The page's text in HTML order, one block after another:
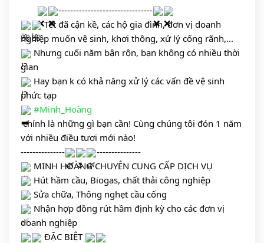
--------------------------------
Tết đã cận kề, các hộ gia đình, đơn vị doanh
nghiệp muốn vệ sinh, khơi thông, xử lý cống rãnh,...
Nhưng cuối năm bận rộn, bạn không có nhiều thời
gian
Hay bạn k có khả năng xử lý các vấn đề vệ sinh
phức tạp
#Minh_Hoàng
chính là những gì bạn cần! Cùng chúng tôi đón 1 năm
với nhiều điều tươi mới nào!
---------------
---------------
MINH HOÀNG CHUYÊN CUNG CẤP DỊCH VỤ
Hút hầm cầu, Biogas, chất thải công nghiệp
Sửa chữa, Thông nghẹt cầu cống
Nhận hợp đồng rút hầm định kỳ cho các đơn vị
doanh nghiệp
ĐẶC BIỆT